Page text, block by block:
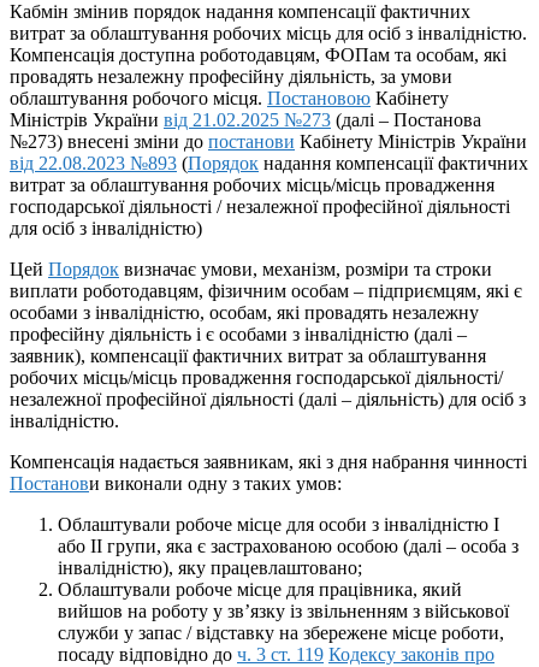
Кабмін змінив порядок надання компенсації фактичних
витрат за облаштування робочих місць для осіб з інвалідністю.
Компенсація доступна роботодавцям, ФОПам та особам, які
провадять незалежну професійну діяльність, за умови
облаштування робочого місця. Постановою Кабінету
Міністрів України від 21.02.2025 №273 (далі – Постанова
№273) внесені зміни до постанови Кабінету Міністрів України
від 22.08.2023 №893 (Порядок надання компенсації фактичних
витрат за облаштування робочих місць/місць провадження
господарської діяльності / незалежної професійної діяльності
для осіб з інвалідністю)
Цей Порядок визначає умови, механізм, розміри та строки
виплати роботодавцям, фізичним особам – підприємцям, які є
особами з інвалідністю, особам, які провадять незалежну
професійну діяльність і є особами з інвалідністю (далі –
заявник), компенсації фактичних витрат за облаштування
робочих місць/місць провадження господарської діяльності/
незалежної професійної діяльності (далі – діяльність) для осіб з
інвалідністю.
Компенсація надається заявникам, які з дня набрання чинності
Постанови виконали одну з таких умов:
Облаштували робоче місце для особи з інвалідністю I
або II групи, яка є застрахованою особою (далі – особа з
інвалідністю), яку працевлаштовано;
Облаштували робоче місце для працівника, який
вийшов на роботу у зв’язку із звільненням з військової
служби у запас / відставку на збережене місце роботи,
посаду відповідно до ч. 3 ст. 119 Кодексу законів про